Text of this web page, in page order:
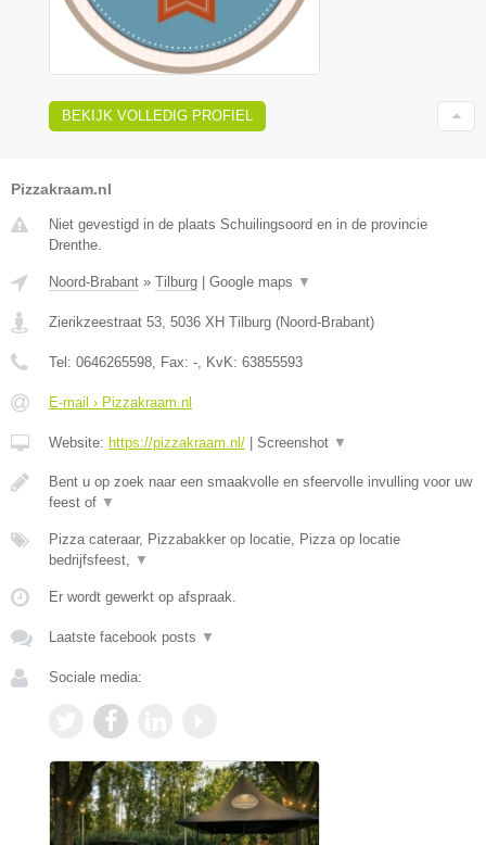
BEKIJK VOLLEDIG PROFIEL
Pizzakraam.nl
Niet gevestigd in de plaats Schuilingsoord en in de provincie
Drenthe.
Noord-Brabant » Tilburg Google maps ▼
Zierikzeestraat 53, 5036 XH Tilburg (Noord-Brabant)
Tel: 0646265598, Fax: -, KvK: 63855593
E-mail › Pizzakraam.nl
Website: https://pizzakraam.nl/ Screenshot ▼
Bent u op zoek naar een smaakvolle en sfeervolle invulling voor uw
feest of ▼
Pizza cateraar, Pizzabakker op locatie, Pizza op locatie
bedrijfsfeest, ▼
Er wordt gewerkt op afspraak.
Laatste facebook posts ▼
Sociale media: